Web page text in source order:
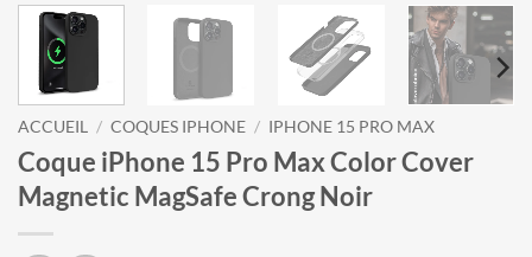
ACCUEIL / COQUES IPHONE / IPHONE 15 PRO MAX
Coque iPhone 15 Pro Max Color Cover
Magnetic MagSafe Crong Noir